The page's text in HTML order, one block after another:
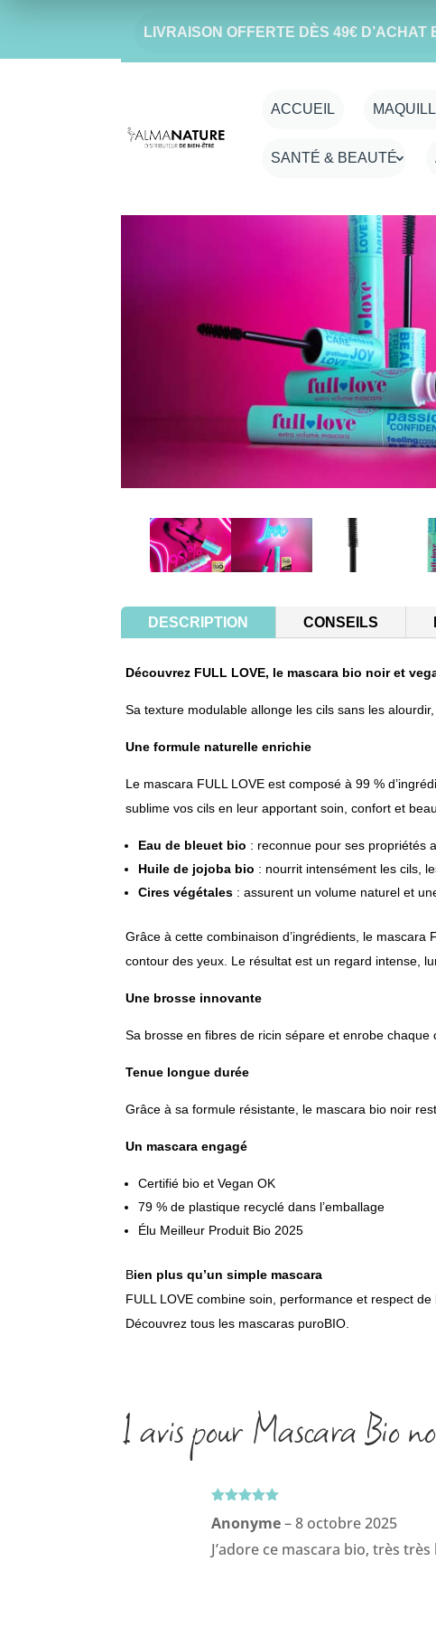
LIVRAISON OFFERTE DÈS 49€ D’ACHAT
ACCUEIL
SANTÉ & BEAUTÉ
DESCRIPTION CONSEILS
Découvrez FULL LOVE, le mascara bio noir et
Sa texture modulable allonge les cils sans les
Uneformule naturelle enrichie
Le mascara FULL LOVE est composé à 99 %
sublime vos cils en leur apportant soin, confort et
Eau de bleuet bio : reconnue pour ses propriétés
Huile de jojoba bio : nourrit intensément les cils,
Cires végétales : assurent un volume naturel et
Grâce à cette combinaison d’ingrédients, le
contour des yeux. Le résultat est un regard intense,
Une brosse innovante
Sa brosse en fibres de ricin sépare et enrobe chaque
Tenue longue durée
Grâce à sa formule résistante, le mascara bio noir
Un mascara engagé
Certifié bio et Vegan OK
79 % de plastique recyclé dans l’emballage
Élu Meilleur Produit Bio 2025
Bien plus qu’un simple mascara
FULL LOVE combine soin, performance et respect
Découvrez tous les mascaras puroBIO.
1 avis pour Mascara Bio
5
Anonyme– 8 octobre 2025
J’adore ce mascara bio, très